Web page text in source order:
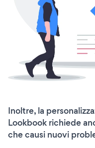
Inoltre, la
Lookbook richiede
che causi nuovi